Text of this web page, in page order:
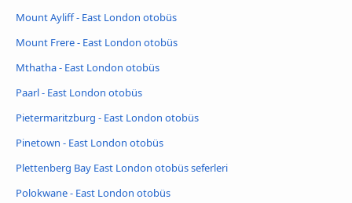
Mount Ayliff - East London otobüs
Mount Frere - East London otobüs
Mthatha - East London otobüs
Paarl - East London otobüs
Pietermaritzburg - East London otobüs
Pinetown - East London otobüs
Plettenberg Bay East London otobüs seferleri
Polokwane - East London otobüs